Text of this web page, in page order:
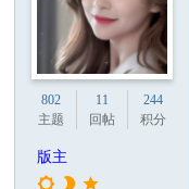
802
主题
11
回帖
244
积分
版主